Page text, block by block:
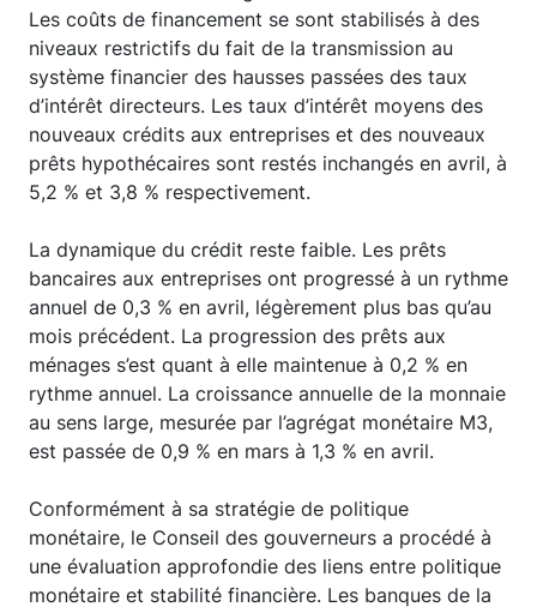
Les coûts de financement se sont stabilisés à des
niveaux restrictifs du fait de la transmission au
système financier des hausses passées des taux
d’intérêt directeurs. Les taux d’intérêt moyens des
nouveaux crédits aux entreprises et des nouveaux
prêts hypothécaires sont restés inchangés en avril, à
5,2 % et 3,8 % respectivement.
La dynamique du crédit reste faible. Les prêts
bancaires aux entreprises ont progressé à un rythme
annuel de 0,3 % en avril, légèrement plus bas qu’au
mois précédent. La progression des prêts aux
ménages s’est quant à elle maintenue à 0,2 % en
rythme annuel. La croissance annuelle de la monnaie
au sens large, mesurée par l’agrégat monétaire M3,
est passée de 0,9 % en mars à 1,3 % en avril.
Conformément à sa stratégie de politique
monétaire, le Conseil des gouverneurs a procédé à
une évaluation approfondie des liens entre politique
monétaire et stabilité financière. Les banques de la